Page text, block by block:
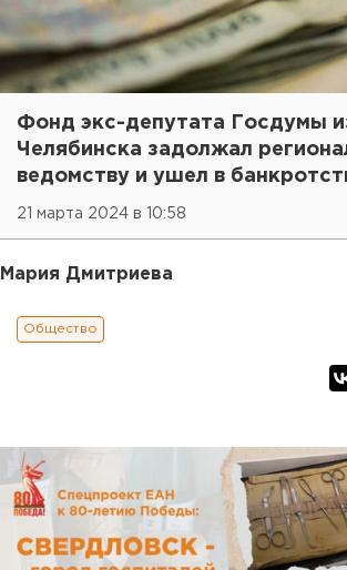
Фонд экс-депутата Госдумы
Челябинска задолжал
ведомству и ушел в
21 марта 2024 в 10:58
Мария Дмитриева
Общество